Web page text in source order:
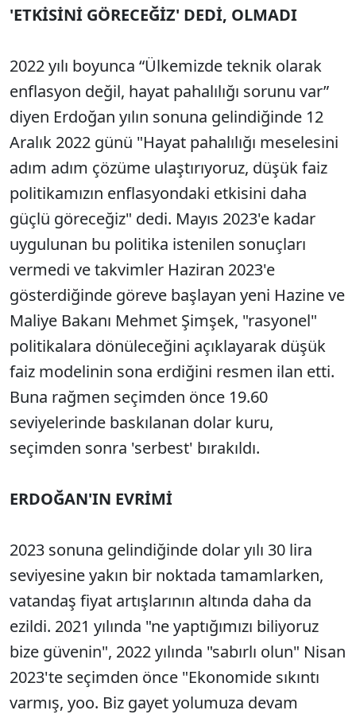
'ETKİSİNİ GÖRECEĞİZ' DEDİ, OLMADI
2022 yılı boyunca “Ülkemizde teknik olarak
enflasyon değil, hayat pahalılığı sorunu var”
diyen Erdoğan yılın sonuna gelindiğinde 12
Aralık 2022 günü "Hayat pahalılığı meselesini
adım adım çözüme ulaştırıyoruz, düşük faiz
politikamızın enflasyondaki etkisini daha
güçlü göreceğiz" dedi. Mayıs 2023'e kadar
uygulunan bu politika istenilen sonuçları
vermedi ve takvimler Haziran 2023'e
gösterdiğinde göreve başlayan yeni Hazine ve
Maliye Bakanı Mehmet Şimşek, "rasyonel"
politikalara dönüleceğini açıklayarak düşük
faiz modelinin sona erdiğini resmen ilan etti.
Buna rağmen seçimden önce 19.60
seviyelerinde baskılanan dolar kuru,
seçimden sonra 'serbest' bırakıldı.
ERDOĞAN'IN EVRİMİ
2023 sonuna gelindiğinde dolar yılı 30 lira
seviyesine yakın bir noktada tamamlarken,
vatandaş fiyat artışlarının altında daha da
ezildi. 2021 yılında "ne yaptığımızı biliyoruz
bize güvenin", 2022 yılında "sabırlı olun" Nisan
2023'te seçimden önce "Ekonomide sıkıntı
varmış, yoo. Biz gayet yolumuza devam